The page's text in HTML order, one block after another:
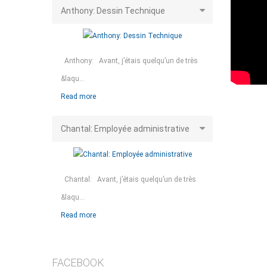
Anthony: Dessin Technique
Anthony: Avant, j’étais quelqu’un de très
&laqu...
Read more
Chantal: Employée administrative
Chantal: Avant, j’étais quelqu’un de très
&laqu...
Read more
FACEBOOK